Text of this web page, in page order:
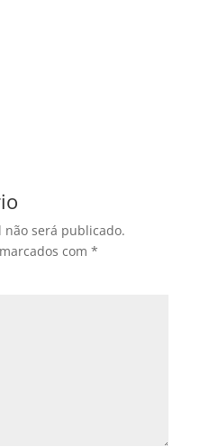
não será publicado.
com *